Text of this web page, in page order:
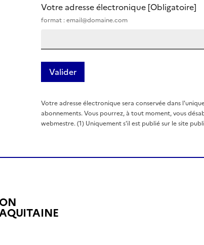
Votre adresse électronique [Obligatoire]
format : email@domaine.com
Votre adresse électronique sera conservée dans
abonnements. Vous pourrez, à tout moment, vous
webmestre. (1) Uniquement s'il est publié sur le site